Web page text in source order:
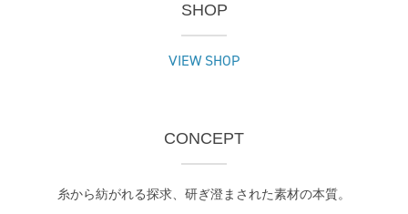
SHOP
VIEW SHOP
CONCEPT
糸から紡がれる探求、研ぎ澄まされた素材の本質。